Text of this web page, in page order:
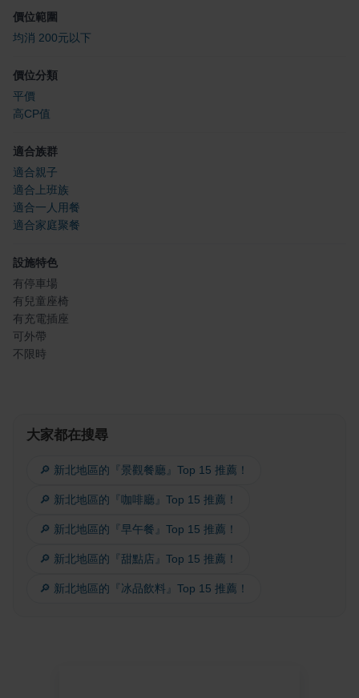
價位範圍
均消 200元以下
價位分類
平價
高CP值
適合族群
適合親子
適合上班族
適合一人用餐
適合家庭聚餐
設施特色
有停車場
有兒童座椅
有充電插座
可外帶
不限時
大家都在搜尋
🔎 新北地區的『景觀餐廳』Top 15 推薦！
🔎 新北地區的『咖啡廳』Top 15 推薦！
🔎 新北地區的『早午餐』Top 15 推薦！
🔎 新北地區的『甜點店』Top 15 推薦！
🔎 新北地區的『冰品飲料』Top 15 推薦！